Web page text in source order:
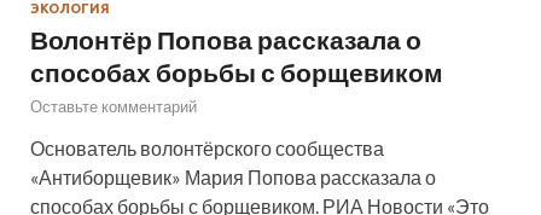
ЭКОЛОГИЯ
Волонтёр Попова рассказала о
способах борьбы с борщевиком
Оставьте комментарий
Основатель волонтёрского сообщества
«Антиборщевик» Мария Попова рассказала о
способах борьбы с борщевиком. РИА Новости «Это